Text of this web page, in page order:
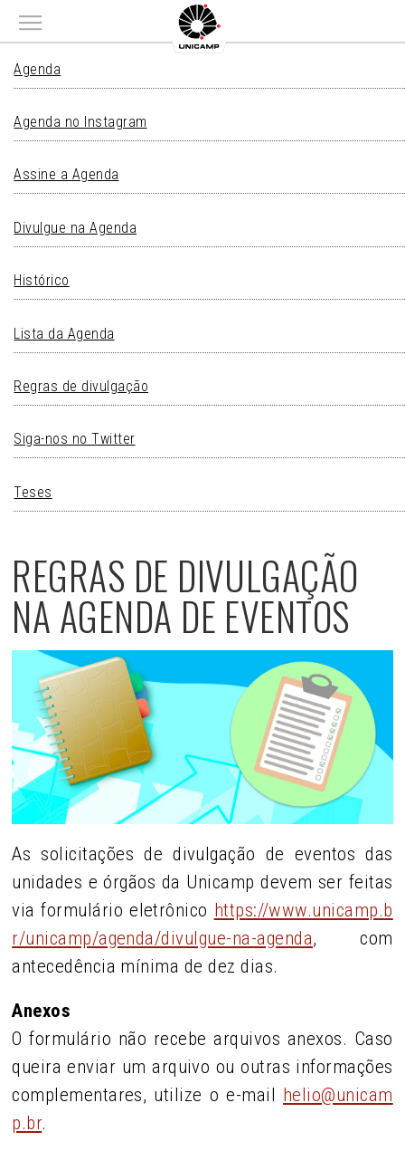
Main menu
AGENDA
Agenda
Agenda no Instagram
Assine a Agenda
Divulgue na Agenda
Histórico
Lista da Agenda
Regras de divulgação
Siga-nos no Twitter
Teses
REGRAS DE DIVULGAÇÃO
NA AGENDA DE EVENTOS
As solicitações de divulgação de eventos das
unidades e órgãos da Unicamp devem ser feitas
via formulário eletrônico https://www.unicamp.b
r/unicamp/agenda/divulgue-na-agenda,com
antecedência mínima de dez dias.
Anexos
O formulário não recebe arquivos anexos. Caso
queira enviar um arquivo ou outras informações
complementares, utilize o e-mail helio@unicam
p.br.